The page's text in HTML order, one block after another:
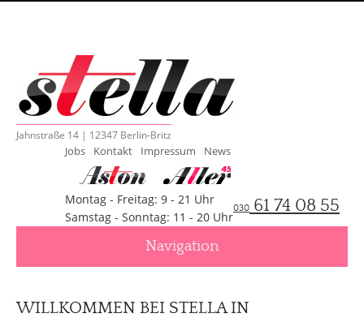
Jahnstraße 14 | 12347 Berlin-Britz
Jobs Kontakt Impressum News
030 61 74 08 55
Montag - Freitag: 9 - 21 Uhr
Samstag - Sonntag: 11 - 20 Uhr
Navigation
WILLKOMMEN BEI STELLA IN